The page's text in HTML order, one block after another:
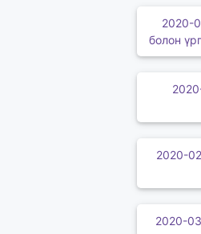
2020-
болон
2020-
2020-